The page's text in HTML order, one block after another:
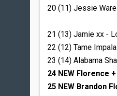
20 (11) Jessie
21 (13) Jamie xx -
22 (12) Tame
23 (14) Alabama
24 NEW Florence
25 NEW Brandon